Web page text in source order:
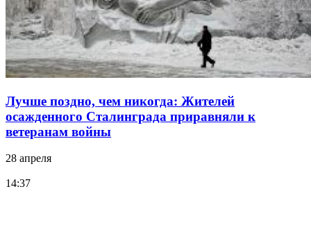
Лучше поздно, чем никогда: Жителей
осажденного Сталинграда приравняли к
ветеранам войны
28 апреля
14:37